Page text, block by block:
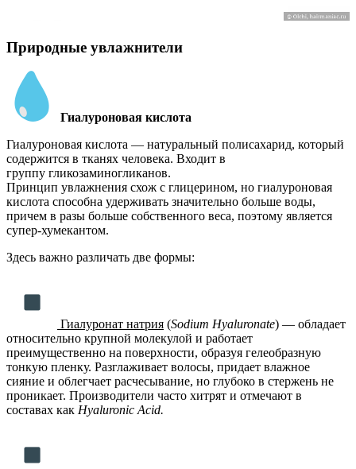
Природные увлажнители
Гиалуроновая кислота
Гиалуроновая кислота — натуральный полисахарид, который
содержится в тканях человека. Входит в
группу гликозаминогликанов.
Принцип увлажнения схож с глицерином, но гиалуроновая
кислота способна удерживать значительно больше воды,
причем в разы больше собственного веса, поэтому является
супер-хумекантом.
Здесь важно различать две формы:
Гиалуронат натрия (Sodium Hyaluronate) — обладает
относительно крупной молекулой и работает
преимущественно на поверхности, образуя гелеобразную
тонкую пленку. Разглаживает волосы, придает влажное
сияние и облегчает расчесывание, но глубоко в стержень не
проникает. Производители часто хитрят и отмечают в
составах как Hyaluronic Acid.